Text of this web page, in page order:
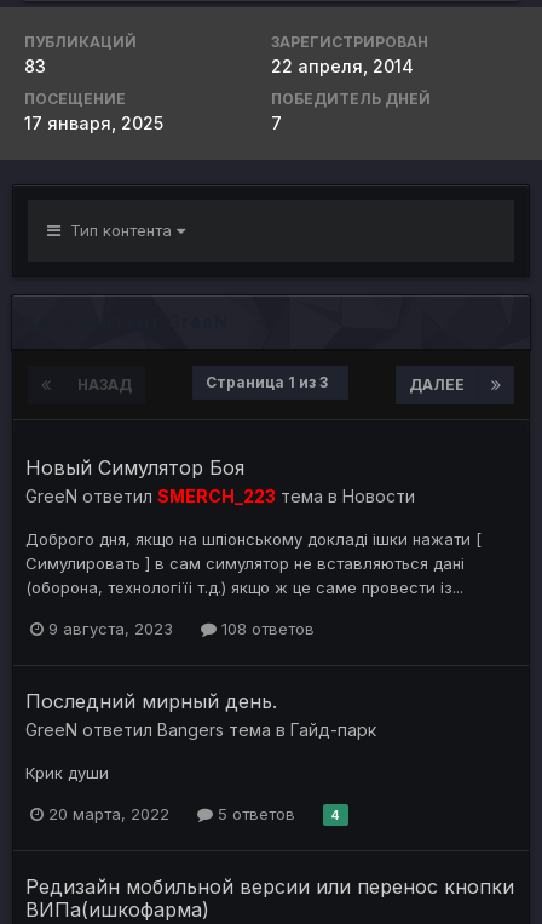
ПУБЛИКАЦИЙ
83
ЗАРЕГИСТРИРОВАН
22 апреля, 2014
ПОСЕЩЕНИЕ
17 января, 2025
ПОБЕДИТЕЛЬ ДНЕЙ
7
Тип контента
НАЗАД ДАЛЕЕ
Страница 1 из 3
Новый Симулятор Боя
GreeN ответил SMERCH_223 тема в Новости
Доброго дня, якщо на шпіонському докладі ішки нажати [
Симулировать ] в сам симулятор не вставляються дані
(оборона, технологіїі т.д.) якщо ж це саме провести із...
9 августа, 2023 108 ответов
Последний мирный день.
GreeN ответил Bangers тема в Гайд-парк
Крик души
20 марта, 2022 5 ответов 4
Редизайн мобильной версии или перенос кнопки
ВИПа(ишкофарма)